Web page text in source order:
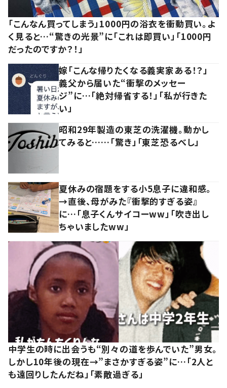
「こんなん買ってしまう」1000円の浴衣を衝動買い。よ
く見ると…“驚きの光景”に「これは即買い」「1000円
だったのですか？！」
嫁「こんな帰りたくなる義実家ある！？」
義父から届いた“衝撃のメッセー
ジ”に…「絶対帰省する！」「私が行きた
い」
昭和29年製造の東芝の洗濯機。動かし
てみると……「驚き」「東芝恐るべし」
夏休みの宿題をする小5息子に違和感。
→直後、母がみた『衝撃的すぎる姿』
に…「息子くんサイコーww」「吹き出し
ちゃいましたww」
中学生の時に出会うも“別々の道を歩んでいた”男女。
しかし10年後の現在→”まさかすぎる姿”に…「2人と
も遠回りしたんだね」「素敵過ぎる」